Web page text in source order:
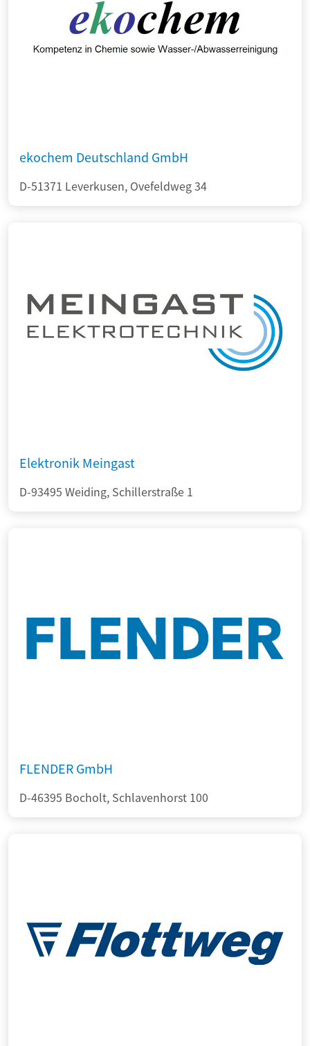
ekochem Deutschland GmbH
D-51371 Leverkusen, Ovefeldweg 34
Elektronik Meingast
D-93495 Weiding, Schillerstraße 1
FLENDER GmbH
D-46395 Bocholt, Schlavenhorst 100